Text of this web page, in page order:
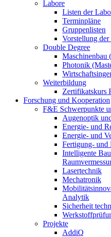
Labore
Listen der
Terminpläne
Gruppenlisten
Vorstellung
Double Degree
Maschinenbau
Photonik
Weiterbildung
Zertifikatskurs
Forschung und Kooperation
F&E Schwerpunkte
Augenoptik
Energie- und
Energie- und
Fertigung- und
Intelligente
Lasertechnik
Mechatronik
Analytik
Sicherheit
Projekte
AddiQ